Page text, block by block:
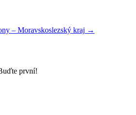
– Moravskoslezský kraj →
první!